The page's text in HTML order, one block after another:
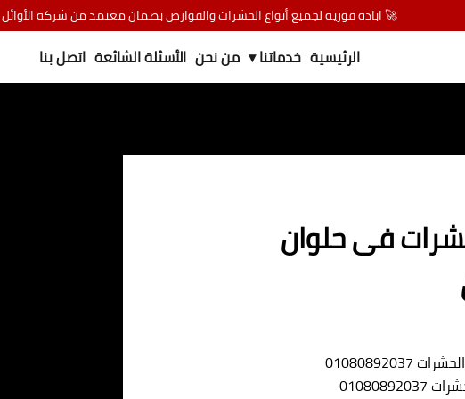
🚀 ابادة فورية لجميع أنواع الحشرات والقوارض بضمان معتمد من شركة الأوائل
الرئيسية خدماتنا ▾ من نحن الأسئلة الشائعة اتصل بنا
فى حلوان